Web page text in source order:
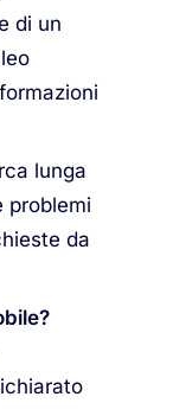
di un
lunga
problemi
da